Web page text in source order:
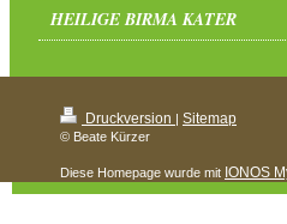
HEILIGE BIRMA KATER
Druckversion | Sitemap
© Beate Kürzer
Diese Homepage wurde mit IONOS